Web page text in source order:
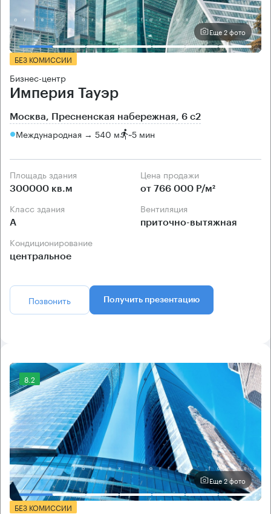
Еще 2 фото
БЕЗ КОМИССИИ
Бизнес-центр
Империя Тауэр
Москва, Пресненская набережная, 6 с2
Международная → 540 м ~5 мин
Площадь здания
300000 кв.м
Цена продажи
от 766 000 Р/м²
Класс здания
А
Вентиляция
приточно-вытяжная
Кондиционирование
центральное
Позвонить Получить презентацию
8.2
Еще 2 фото
БЕЗ КОМИССИИ